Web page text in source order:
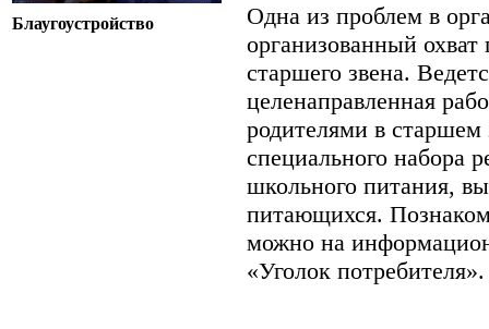
Блаугоустройство
Одна из проблем в
организованный
старшего звена.
целенаправленная
родителями в
специального набора
школьного питания,
питающихся.
можно на
«Уголок потребителя».